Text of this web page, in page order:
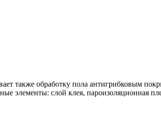
также обработку пола антигрибковым
элементы: слой клея, пароизоляционная